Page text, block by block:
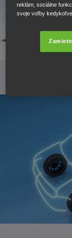
reklám, sociálne
svoje voľby